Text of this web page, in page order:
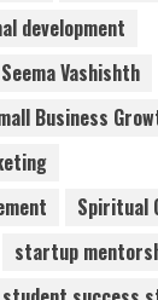
development
Seema Vashishth
Business
Spiritual
startup